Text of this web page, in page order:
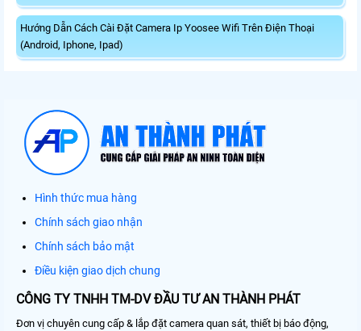
Hướng Dẫn Cách Cài Đặt Camera Ip Yoosee Wifi Trên Điện Thoại
(Android, Iphone, Ipad)
Hình thức mua hàng
Chính sách giao nhận
Chính sách bảo mật
Điều kiện giao dịch chung
CÔNG TY TNHH TM-DV ĐẦU TƯ AN THÀNH PHÁT
Đơn vị chuyên cung cấp & lắp đặt camera quan sát, thiết bị báo động,